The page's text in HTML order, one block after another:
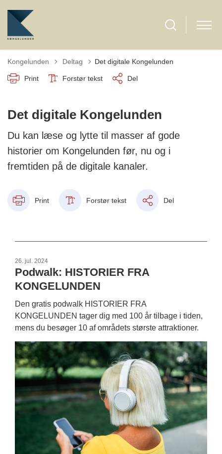
Kongelunden Tilbage til
Deltag Det digitale Kongelunden
Print Forstør tekst Del
Det digitale Kongelunden
Du kan læse og lytte til masser af gode
historier om Kongelunden før, nu og i
fremtiden på de digitale kanaler.
Print Forstør tekst Del
26. jul. 2024
Podwalk: HISTORIER FRA
KONGELUNDEN
Den gratis podwalk HISTORIER FRA
KONGELUNDEN tager dig med 100 år tilbage i tiden,
mens du besøger 10 af områdets største attraktioner.